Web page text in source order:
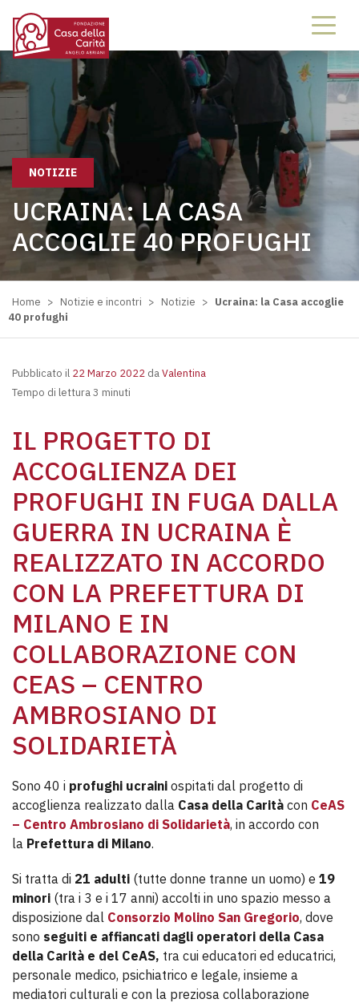
NOTIZIE
UCRAINA: LA CASA
ACCOGLIE 40 PROFUGHI
Home > Notizie e incontri > Notizie > Ucraina: la Casa accoglie
40 profughi
Pubblicato il 22 Marzo 2022 daValentina
Tempo di lettura 3 minuti
IL PROGETTO DI
ACCOGLIENZA DEI
PROFUGHI IN FUGA DALLA
GUERRA IN UCRAINA È
REALIZZATO IN ACCORDO
CON LA PREFETTURA DI
MILANO E IN
COLLABORAZIONE CON
CEAS – CENTRO
AMBROSIANO DI
SOLIDARIETÀ
Sono 40 i profughi ucraini ospitati dal progetto di
accoglienza realizzato dalla Casa della Carità con CeAS
– Centro Ambrosiano di Solidarietà, in accordo con
la Prefettura di Milano.
Si tratta di 21 adulti (tutte donne tranne un uomo) e 19
minori (tra i 3 e i 17 anni) accolti in uno spazio messo a
disposizione dal Consorzio Molino San Gregorio, dove
sono seguiti e affiancati dagli operatori della Casa
della Carità e del CeAS, tra cui educatori ed educatrici,
personale medico, psichiatrico e legale, insieme a
mediatori culturali e con la preziosa collaborazione